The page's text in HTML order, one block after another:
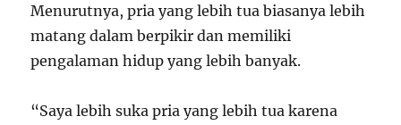
Menurutnya, pria yang lebih tua biasanya lebih
matang dalam berpikir dan memiliki
pengalaman hidup yang lebih banyak.
“Saya lebih suka pria yang lebih tua karena